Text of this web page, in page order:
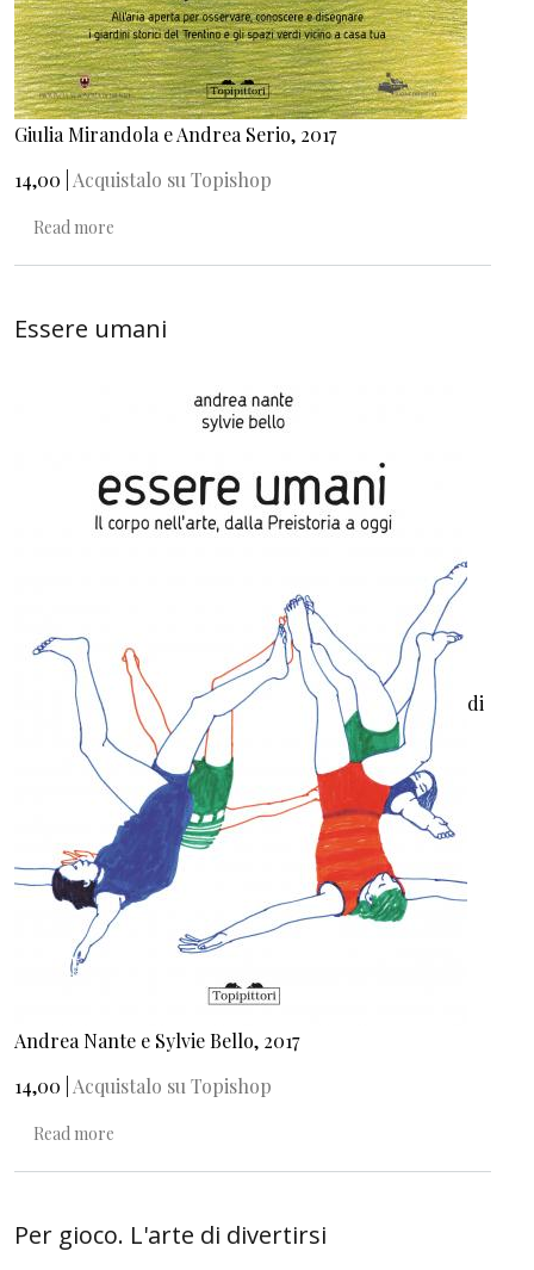
Giulia Mirandola e Andrea Serio, 2017
14,00 | Acquistalo su Topishop
Read more
Essere umani
di
Andrea Nante e Sylvie Bello, 2017
14,00 | Acquistalo su Topishop
Read more
Per gioco. L'arte di divertirsi